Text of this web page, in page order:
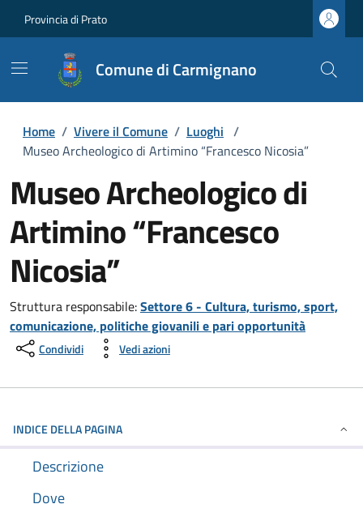
Provincia di Prato
Comune di Carmignano
Home / Vivere il Comune / Luoghi /
Museo Archeologico di Artimino “Francesco Nicosia”
Museo Archeologico di
Artimino “Francesco
Nicosia”
Struttura responsabile:Settore 6 - Cultura, turismo, sport,
comunicazione, politiche giovanili e pari opportunità
Condividi Vedi azioni
INDICE DELLA PAGINA
Descrizione
Dove